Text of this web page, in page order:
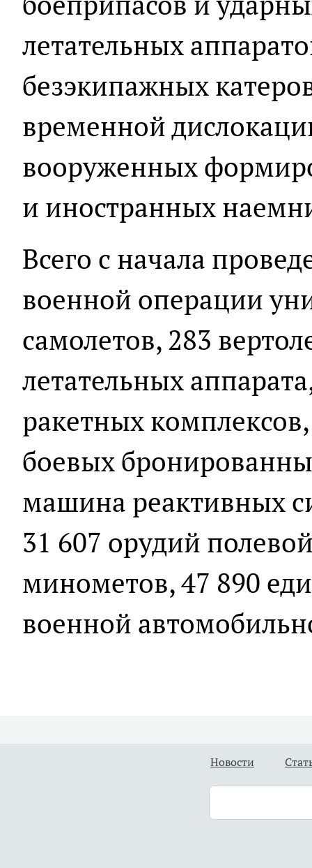
летательных
безэкипажных
временной
вооруженных
и иностранных
Всего с начала
военной операции
самолетов, 283
летательных
ракетных
боевых
машина реактивных
31 607 орудий
минометов, 47 890
военной
Новости